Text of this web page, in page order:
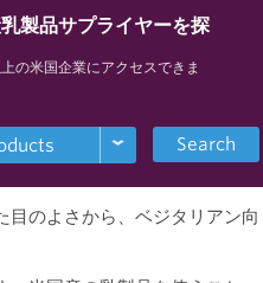
製品サプライヤーを探
の米国企業にアクセスできま
Search
目のよさから、ベジタリアン向